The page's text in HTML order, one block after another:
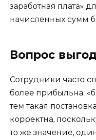
заработная плата»
начисленных сумм
Вопрос
Сотрудники часто
более прибыльна:
тем такая
корректна,
то же значение,